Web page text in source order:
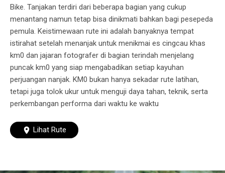
Bike. Tanjakan terdiri dari beberapa bagian yang cukup
menantang namun tetap bisa dinikmati bahkan bagi pesepeda
pemula. Keistimewaan rute ini adalah banyaknya tempat
istirahat setelah menanjak untuk menikmai es cingcau khas
km0 dan jajaran fotografer di bagian terindah menjelang
puncak km0 yang siap mengabadikan setiap kayuhan
perjuangan nanjak. KM0 bukan hanya sekadar rute latihan,
tetapi juga tolok ukur untuk menguji daya tahan, teknik, serta
perkembangan performa dari waktu ke waktu
Lihat Rute